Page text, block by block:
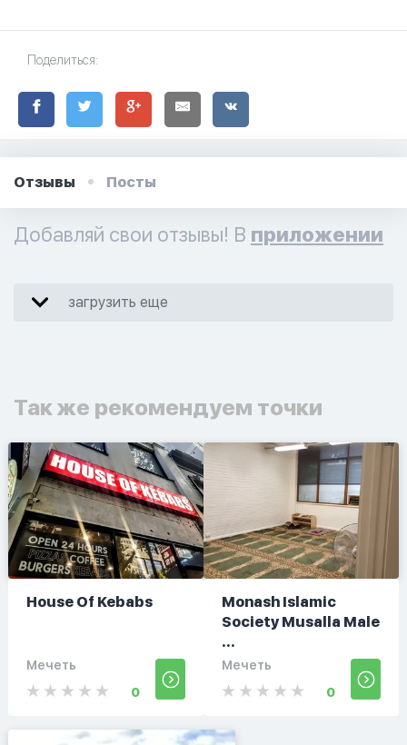
Поделиться:
Отзывы Посты
Добавляй свои отзывы! В приложении
загрузить еще
Так же рекомендуем точки
House Of Kebabs
Мечеть
0
Monash Islamic
Society Musalla Male
...
Мечеть
0